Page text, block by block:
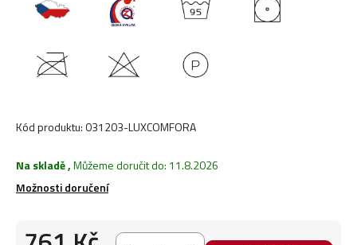
Kód produktu:031203-LUXCOMFORA
Na skladě,Můžeme doručit do: 11.8.2026
Možnosti doručení